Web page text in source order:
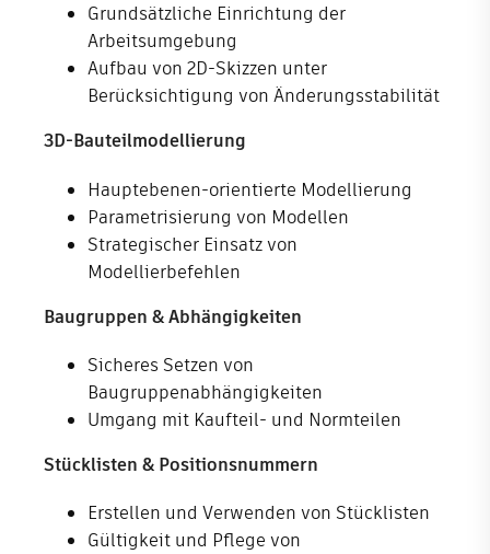
Grundsätzliche Einrichtung der
Arbeitsumgebung
Aufbau von 2D-Skizzen unter
Berücksichtigung von Änderungsstabilität
3D-Bauteilmodellierung
Hauptebenen-orientierte Modellierung
Parametrisierung von Modellen
Strategischer Einsatz von
Modellierbefehlen
Baugruppen & Abhängigkeiten
Sicheres Setzen von
Baugruppenabhängigkeiten
Umgang mit Kaufteil- und Normteilen
Stücklisten & Positionsnummern
Erstellen und Verwenden von Stücklisten
Gültigkeit und Pflege von